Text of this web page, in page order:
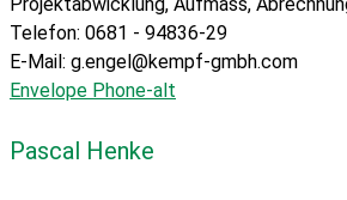
Telefon: 0681 - 94836-29
E-Mail: g.engel@kempf-gmbh.com
Envelope Phone-alt
Pascal Henke